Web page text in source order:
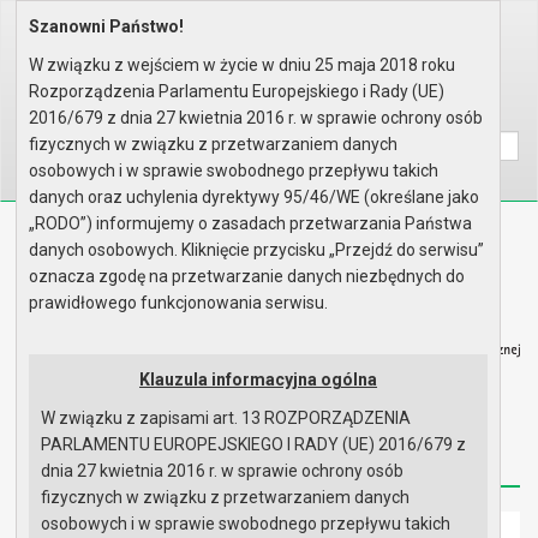
Home Organy Rada Miejska
Zgłoszone interpelacje i zapyt..
Wyszukaj na stronie:
AAA
Biuletyn Informacji Publicznej
Urząd Miasta i Gminy w Gryfinie
Strona główna Mapa serwisu Aktualności
Redakcja Instrukcja korzystania Dostępność
Strona główna
Szanowni Państwo!
W związku z wejściem w życie w dniu 25 maja 2018 roku
Rozporządzenia Parlamentu Europejskiego i Rady (UE)
2016/679 z dnia 27 kwietnia 2016 r. w sprawie ochrony osób
fizycznych w związku z przetwarzaniem danych
osobowych i w sprawie swobodnego przepływu takich
danych oraz uchylenia dyrektywy 95/46/WE (określane jako
„RODO”) informujemy o zasadach przetwarzania Państwa
danych osobowych. Kliknięcie przycisku „Przejdź do serwisu”
oznacza zgodę na przetwarzanie danych niezbędnych do
prawidłowego funkcjonowania serwisu.
Klauzula informacyjna ogólna
W związku z zapisami art. 13 ROZPORZĄDZENIA
PARLAMENTU EUROPEJSKIEGO I RADY (UE) 2016/679 z
dnia 27 kwietnia 2016 r. w sprawie ochrony osób
fizycznych w związku z przetwarzaniem danych
osobowych i w sprawie swobodnego przepływu takich